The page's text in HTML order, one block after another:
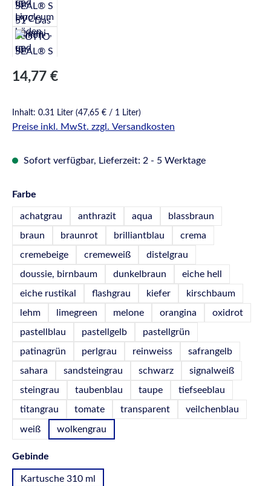
Regulärer Preis:
14,77 €
Inhalt: 0.31 Liter (47,65 € / 1 Liter)
Preise inkl. MwSt. zzgl. Versandkosten
Sofort verfügbar, Lieferzeit: 2 - 5 Werktage
Farbe
achatgrau anthrazit aqua
blassbraun
braun
braunrot brilliantblau
crema
cremebeige
cremeweiß
distelgrau
doussie, birnbaum
dunkelbraun
eiche hell
eiche rustikal
flashgrau kiefer
kirschbaum
lehm
limegreen melone orangina
oxidrot
pastellblau
pastellgelb
pastellgrün
patinagrün
perlgrau reinweiss
safrangelb
sahara
sandsteingrau schwarz
signalweiß
steingrau
taubenblau taupe
tiefseeblau
titangrau
tomate transparent veilchenblau
weiß wolkengrau
Gebinde
Kartusche 310 ml